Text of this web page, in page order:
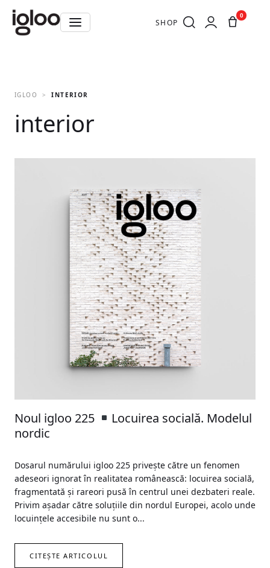
SHOP
0
IGLOO INTERIOR
interior
Noul igloo 225
Locuirea socială. Modelul
nordic
Dosarul numărului igloo 225 privește către un fenomen
adeseori ignorat în realitatea românească: locuirea socială,
fragmentată și rareori pusă în centrul unei dezbateri reale.
Privim așadar către soluțiile din nordul Europei, acolo unde
locuințele accesibile nu sunt o...
CITEȘTE ARTICOLUL